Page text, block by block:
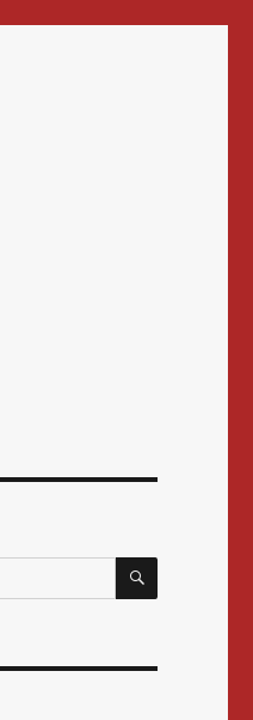
SUCHEN